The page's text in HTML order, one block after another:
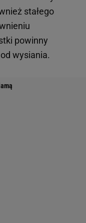
stałego
powinny
wysiania.